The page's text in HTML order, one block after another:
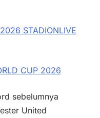
sebelumnya
United